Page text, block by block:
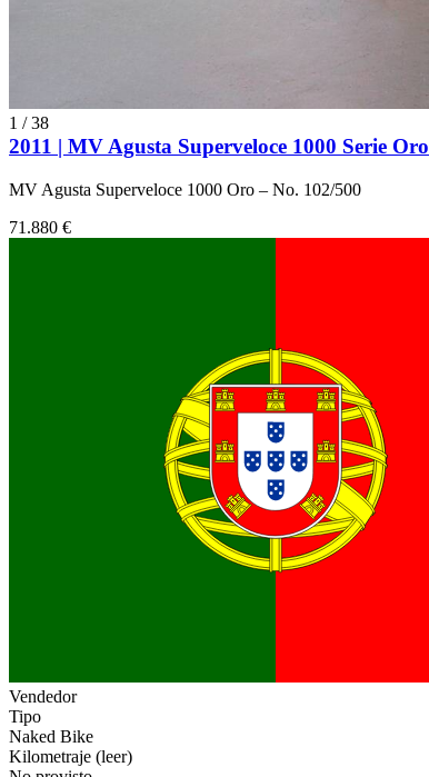
1 /38
2011 | MV Agusta Superveloce 1000 Serie Oro
MV Agusta Superveloce 1000 Oro – No. 102/500
71.880 €
Vendedor
Tipo
Naked Bike
Kilometraje (leer)